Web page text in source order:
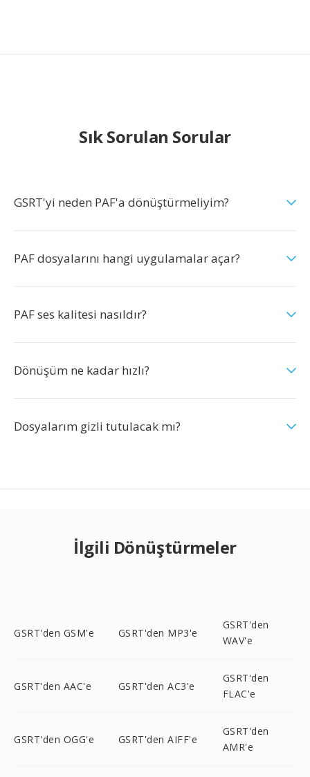
Sık Sorulan Sorular
GSRT'yi neden PAF'a dönüştürmeliyim?
PAF dosyalarını hangi uygulamalar açar?
PAF ses kalitesi nasıldır?
Dönüşüm ne kadar hızlı?
Dosyalarım gizli tutulacak mı?
İlgili Dönüştürmeler
GSRT'den GSM'e GSRT'den MP3'e
GSRT'den
WAV'e
GSRT'den AAC'e GSRT'den AC3'e
GSRT'den
FLAC'e
GSRT'den OGG'e GSRT'den AIFF'e
GSRT'den
AMR'e